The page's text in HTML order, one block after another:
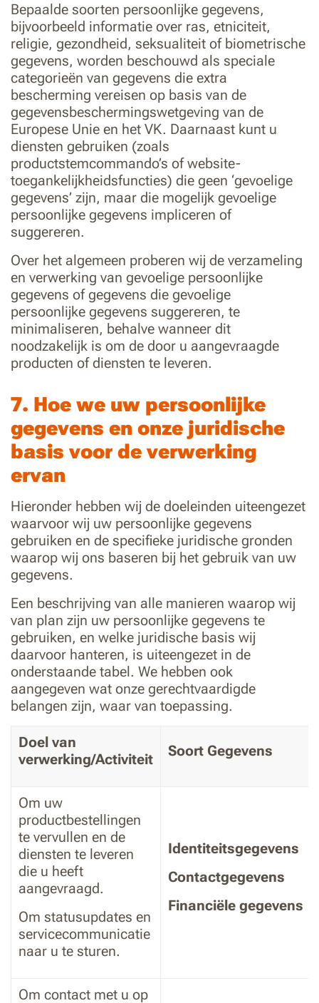
Bepaalde soorten persoonlijke gegevens,
bijvoorbeeld informatie over ras, etniciteit,
religie, gezondheid, seksualiteit of biometrische
gegevens, worden beschouwd als speciale
categorieën van gegevens die extra
bescherming vereisen op basis van de
gegevensbeschermingswetgeving van de
Europese Unie en het VK. Daarnaast kunt u
diensten gebruiken (zoals
productstemcommando’s of website-
toegankelijkheidsfuncties) die geen ‘gevoelige
gegevens’ zijn, maar die mogelijk gevoelige
persoonlijke gegevens impliceren of
suggereren.
Over het algemeen proberen wij de verzameling
en verwerking van gevoelige persoonlijke
gegevens of gegevens die gevoelige
persoonlijke gegevens suggereren, te
minimaliseren, behalve wanneer dit
noodzakelijk is om de door u aangevraagde
producten of diensten te leveren.
7. Hoe we uw persoonlijke
gegevens en onze juridische
basis voor de verwerking
ervan
Hieronder hebben wij de doeleinden uiteengezet
waarvoor wij uw persoonlijke gegevens
gebruiken en de specifieke juridische gronden
waarop wij ons baseren bij het gebruik van uw
gegevens.
Een beschrijving van alle manieren waarop wij
van plan zijn uw persoonlijke gegevens te
gebruiken, en welke juridische basis wij
daarvoor hanteren, is uiteengezet in de
onderstaande tabel. We hebben ook
aangegeven wat onze gerechtvaardigde
belangen zijn, waar van toepassing.
Doel van
verwerking/Activiteit
Soort Gegevens
Om uw
productbestellingen
te vervullen en de
diensten te leveren
die u heeft
aangevraagd.
Om statusupdates en
servicecommunicatie
naar u te sturen.
Identiteitsgegevens
Contactgegevens
Financiële gegevens
Om contact met u op